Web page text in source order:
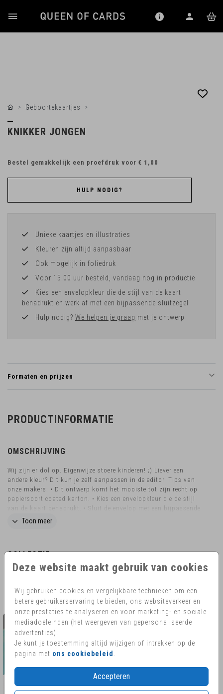
Deze website maakt gebruik van cookies
Wij gebruiken cookies en vergelijkbare technieken om een
betere gebruikerservaring te bieden, ons websiteverkeer en
onze prestaties te analyseren en voor marketing- en sociale
mediadoeleinden (het weergeven van gepersonaliseerde
advertenties).
Je kunt je toestemming altijd wijzigen of intrekken op de
pagina met ons cookiebeleid
Accepteren
Geboortekaartjes
KNIKKER JONGEN
Bestel gemakkelijk een proefdruk voor € 1,00
HULP NODIG?
Unieke kaartjes en illustraties
Kleuren zijn altijd aanpasbaar
Ook mogelijk in foliedruk
Voor 15.00 uur besteld, vandaag nog in productie
Kies een envelopkleur die de stijl van de kaart
benadrukt en werk af met een bijpassende sluitzegel
Hulp nodig? We helpen je graag met je ontwerp
Formaten en prijzen
PRODUCTINFORMATIE
OMSCHRIJVING
Wij zijn er dol op. Eigenwijze stoere kinderen! ;) Liever een
andere kleur? Dit kun je zelf aanpassen in de editor. Tips van
onze makers: • Dit ontwerp komt het mooiste tot zijn recht op
papiersoort coated karton. • Kies een envelopkleur die de stijl
van de kaart benadrukt. • Sluit de envelop met een bijpassende
sluitzegel. Bij Queen of Cards gaan we altijd verder om jullie
Toon meer
COLLECTIE
AANBEVOLEN